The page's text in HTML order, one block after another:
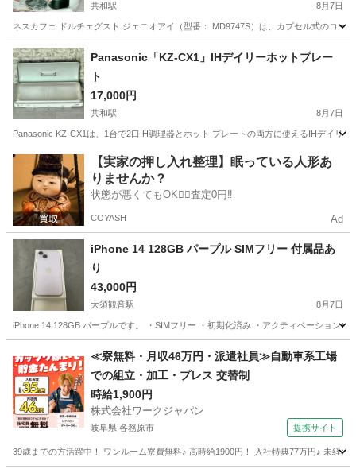
共和駅 8月7日
ネスカフェ ドルチェグスト ジェニオアイ（型番： MD9747S）は、カプセル式のコ
愛知 大府市 家電
Panasonic「KZ-CX1」IHデイリーホットプレー
ト
17,000円
共和駅 8月7日
Panasonic KZ-CX1は、1台で2口IH調理器とホット プレートの両方に使えるIHデイリ
愛知 大府市 共和駅 家電 Panasonic
【実家の押し入れ整理】眠っている人形あ
りませんか？
状態が悪くてもOK🙆‍♀️査定0円‼️
COYASH Ad
iPhone 14 128GB パープル SIMフリー 付属品あ
り
43,000円
大須観音駅 8月7日
iPhone 14 128GB パープルです。 ・SIMフリー ・初期化済み ・アクティベーション
大須観音駅 電話、ＦＡＸ Lightning
≪寮無料・月収46万円・派遣社員≫自動車系工場
での組立・加工・プレス 交替制
時給1,900円
株式会社ワークジャパン
岐阜県 各務原市 提携サイト
39歳までの方活躍中！ ワンルーム寮費無料♪ 高時給1900円！ 入社特典77万円♪ 未経